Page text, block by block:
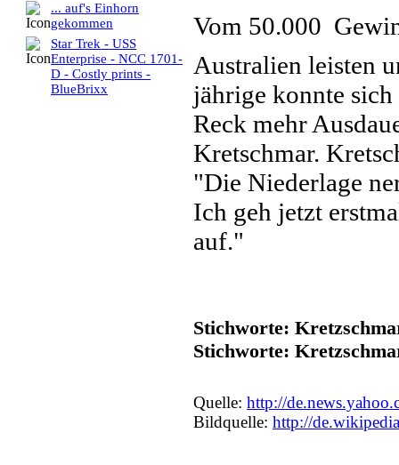
... auf's Einhorn
gekommen
Star Trek - USS
Enterprise - NCC 1701-
D - Costly prints -
BlueBrixx
Vom 50.000 
Australien leisten
jährige konnte sich
Reck mehr
Kretschmar.
"Die Niederlage
Ich geh jetzt
auf."
Stichworte:
Stichworte:
Quelle: http://
Bildquelle: http://